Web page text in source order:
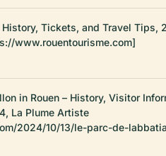
Tickets, and Travel Tips,
www.rouentourisme.com]
in Rouen – History, Visitor
La Plume Artiste
2024/10/13/le-parc-de-